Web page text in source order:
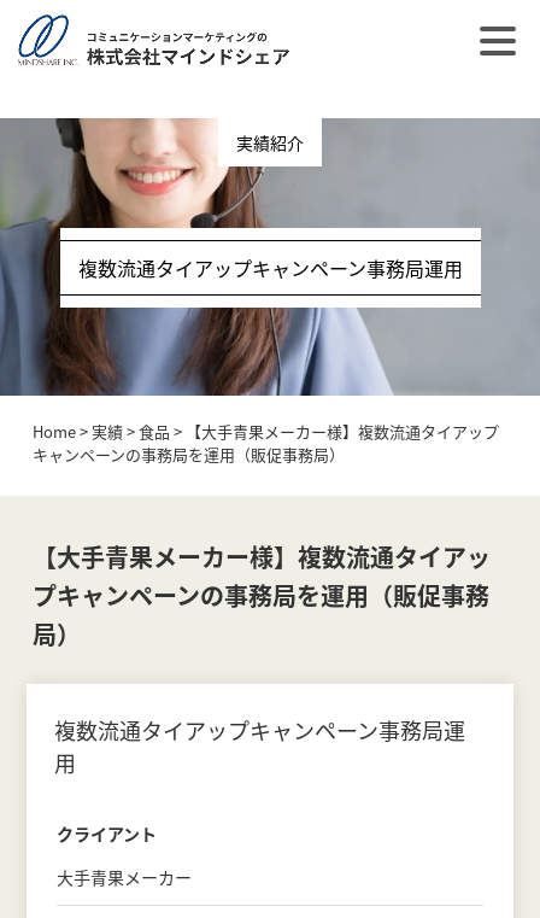
post_type = post
実績紹介
複数流通タイアップキャンペーン事務局運用
Home>実績>食品 > 【大手青果メーカー様】複数流通タイアップ
キャンペーンの事務局を運用（販促事務局）
【大手青果メーカー様】複数流通タイアッ
プキャンペーンの事務局を運用（販促事務
局）
複数流通タイアップキャンペーン事務局運
用
クライアント
大手青果メーカー